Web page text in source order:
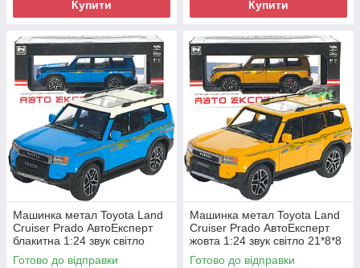
Купити Купити
Машинка метал Toyota Land
Cruiser Prado АвтоЕксперт
блакитна 1:24 звук світло
21*8*8 см (G7605-44)
Готово до відправки
Машинка метал Toyota Land
Cruiser Prado АвтоЕксперт
жовта 1:24 звук світло 21*8*8
см (G7605-44)
Готово до відправки